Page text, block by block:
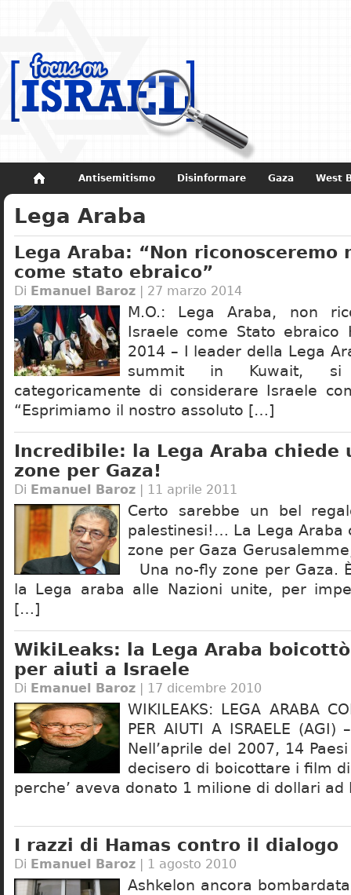
Antisemitismo Disinformare Gaza West
Non dimenticare Storia di Israele
Lega Araba
Lega Araba: “Non riconosceremo
come stato ebraico”
Di Emanuel Baroz | 27 marzo 2014
M.O.: Lega Araba, non
Israele come Stato ebraico
2014 – I leader della Lega
summit in Kuwait, si
categoricamente di considerare Israele
“Esprimiamo il nostro assoluto […]
Incredibile: la Lega Araba chiede
zone per Gaza!
Di Emanuel Baroz | 11 aprile 2011
Certo sarebbe un bel
palestinesi!… La Lega Araba
zone per Gaza
Una no-fly zone per Gaza.
la Lega araba alle Nazioni unite, per
[…]
WikiLeaks: la Lega Araba
per aiuti a Israele
Di Emanuel Baroz | 17 dicembre 2010
WIKILEAKS: LEGA ARABA
PER AIUTI A ISRAELE
Nell’aprile del 2007, 14
decisero di boicottare i film
perche’ aveva donato 1 milione di dollari
I razzi di Hamas contro il dialogo
Di Emanuel Baroz | 1 agosto 2010
Ashkelon ancora